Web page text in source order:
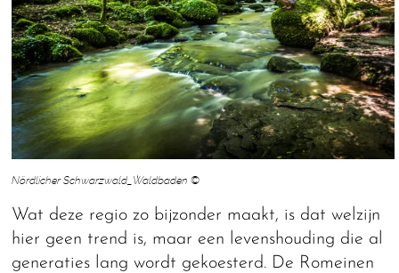
Nördlicher Schwarzwald_Waldbaden ©
Wat deze regio zo bijzonder maakt, is dat welzijn
hier geen trend is, maar een levenshouding die al
generaties lang wordt gekoesterd. De Romeinen